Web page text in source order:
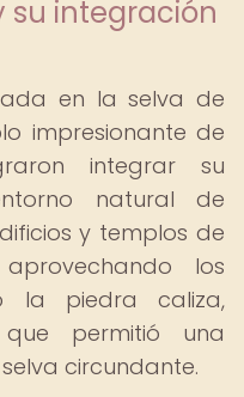
su integración
en la selva de
impresionante de
integrar su
natural de
y templos de
los
la piedra caliza,
permitió una
circundante.